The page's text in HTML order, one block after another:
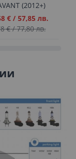
(2012+)
€/ 57,85 лв.
€/77,80 лв.